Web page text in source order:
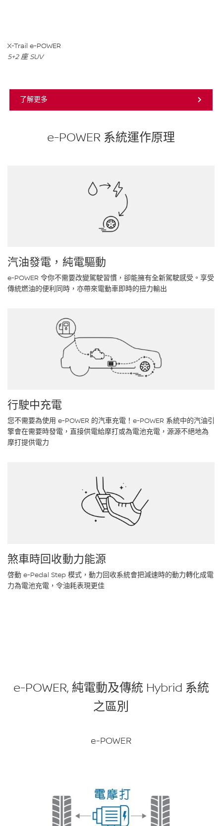
X-Trail e-POWER
5+2 座 SUV
了解更多
e-POWER 系統運作原理
汽油發電，純電驅動
e-POWER 令你不需要改變駕駛習慣，卻能擁有全新駕駛感受。享受
傳統燃油的便利同時，亦帶來電動車即時的扭力輸出
行駛中充電
您不需要為使用 e-POWER 的汽車充電！e-POWER 系統中的汽油引
擎會在需要時發電，直接供電給摩打或為電池充電，源源不絕地為
摩打提供電力
煞車時回收動力能源
啓動 e-Pedal Step 模式，動力回收系統會把減速時的動力轉化成電
力為電池充電，令油耗表現更佳
e-POWER, 純電動及傳統 Hybrid 系統
之區別
e-POWER